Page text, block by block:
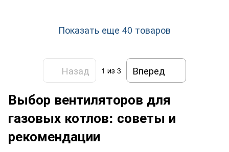
Показать еще 40 товаров
Назад 1 из 3 Вперед
Выбор вентиляторов для
газовых котлов: советы и
рекомендации